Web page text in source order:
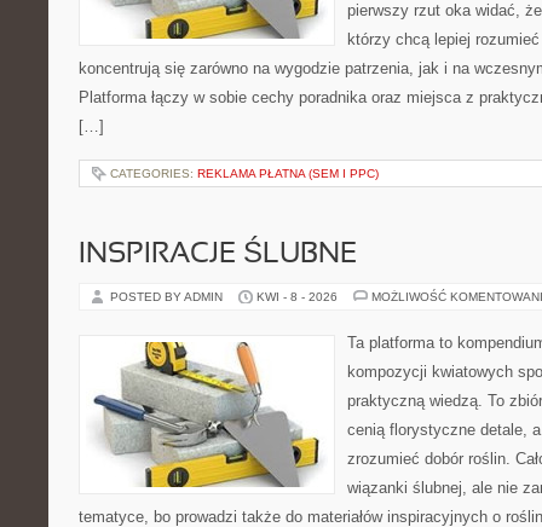
pierwszy rzut oka widać,
którzy chcą lepiej
koncentrują się zarówno na wygodzie patrzenia, jak i na
Platforma łączy w sobie cechy poradnika oraz miejsca z
[…]
CATEGORIES: REKLAMA PŁATNA (SEM I PPC)
INSPIRACJE ŚLUBNE
POSTED BY ADMIN KWI - 8 - 2026 MOŻLIWOŚĆ
Ta platforma to
kompozycji kwiatowych
praktyczną wiedzą. To
cenią florystyczne detale,
zrozumieć dobór roślin.
wiązanki ślubnej, ale nie
tematyce, bo prowadzi także do materiałów inspiracyjnych o